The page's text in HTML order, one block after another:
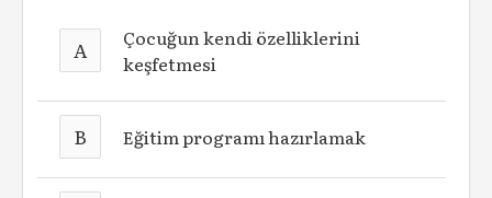
A
Çocuğun kendi özelliklerini
keşfetmesi
B Eğitim programı hazırlamak